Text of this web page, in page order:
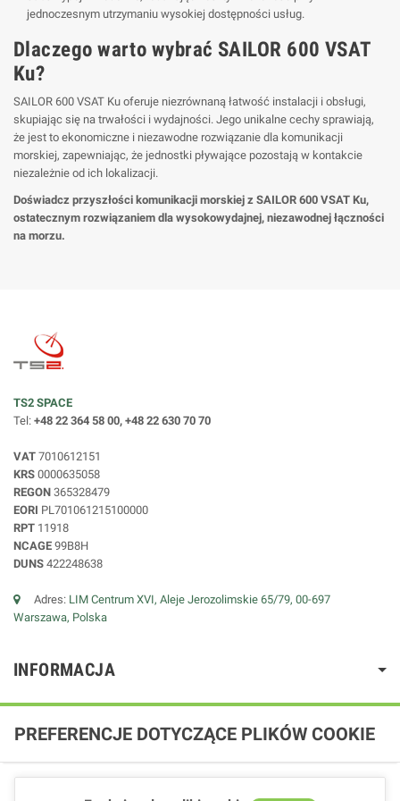
jednoczesnym utrzymaniu wysokiej dostępności usług.
Dlaczego warto wybrać SAILOR 600 VSAT
Ku?
SAILOR 600 VSAT Ku oferuje niezrównaną łatwość instalacji i obsługi,
skupiając się na trwałości i wydajności. Jego unikalne cechy sprawiają,
że jest to ekonomiczne i niezawodne rozwiązanie dla komunikacji
morskiej, zapewniając, że jednostki pływające pozostają w kontakcie
niezależnie od ich lokalizacji.
Doświadcz przyszłości komunikacji morskiej z SAILOR 600 VSAT Ku,
ostatecznym rozwiązaniem dla wysokowydajnej, niezawodnej łączności
na morzu.
TS2 SPACE
Tel: +48 22 364 58 00, +48 22 630 70 70
VAT 7010612151
KRS 0000635058
REGON 365328479
EORI PL701061215100000
RPT 11918
NCAGE 99B8H
DUNS 422248638
Adres: LIM Centrum XVI, Aleje Jerozolimskie 65/79, 00-697
Warszawa, Polska
INFORMACJA
PREFERENCJE DOTYCZĄCE PLIKÓW COOKIE